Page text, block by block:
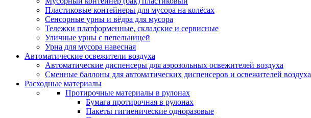
Пластиковые контейнеры для мусора на колёсах
Сенсорные урны и вёдра для мусора
Тележки платформенные, складские и сервисные
Уличные урны с пепельницей
Урна для мусора навесная
Автоматические освежители воздуха
Автоматические диспенсеры для аэрозольных освежителей воздуха
Сменные баллоны для автоматических диспенсеров и освежителей воздуха
Расходные материалы
Протирочные материалы в рулонах
Бумага протирочная в рулонах
Пакеты гигиенические одноразовые